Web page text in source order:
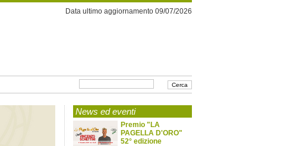
Data ultimo aggiornamento 09/07/2026
News ed eventi
Premio "LA
PAGELLA D'ORO"
52° edizione